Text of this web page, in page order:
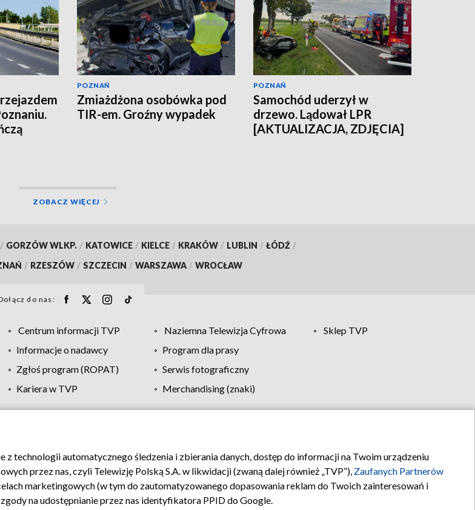
POZNAŃ
Zmiażdżona osobówka pod
TIR-em. Groźny wypadek
POZNAŃ
Samochód uderzył w
drzewo. Lądował LPR
[AKTUALIZACJA, ZDJĘCIA]
ZOBACZ WIĘCEJ
/ GORZÓW WLKP. / KATOWICE / KIELCE / KRAKÓW / LUBLIN / ŁÓDŹ /
/ RZESZÓW / SZCZECIN / WARSZAWA / WROCŁAW
do nas:
Centrum informacji TVP Naziemna Telewizja Cyfrowa
Sklep TVP
Informacje o nadawcy
Program dla prasy
Zgłoś program (ROPAT)
Serwis fotograficzny
Kariera w TVP
Merchandising (znaki)
Moje zgody Pomoc Biuro reklamy Kontakt
technologii automatycznego śledzenia i zbierania danych, dostęp do informacji na Twoim urządzeniu
przez nas, czyli Telewizję Polską S.A. w likwidacji (zwaną dalej również „TVP”), Zaufanych Partnerów
marketingowych (w tym do zautomatyzowanego dopasowania reklam do Twoich zainteresowań i
na udostępnianie przez nas identyfikatora PPID do Google.